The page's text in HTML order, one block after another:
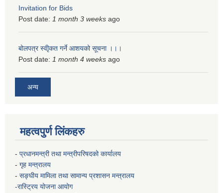
Invitation for Bids
Post date: 1 month 3 weeks ago
बोलपत्र स्वीृकत गर्ने आशयको सूचना ।।।
Post date: 1 month 4 weeks ago
अन्य
महत्वपुर्ण लिंकहरु
- प्रधानमन्त्री तथा मन्त्रीपरिषदको कार्यालय
- गृह मन्त्रालय
- सङ्घीय मामिला तथा सामान्य प्रशासन मन्त्रालय
-रास्ट्रिय योजना आयोग